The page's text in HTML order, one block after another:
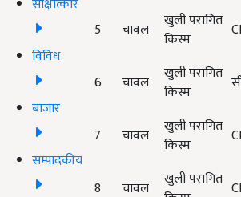
विविध
बाजार
सम्पादकीय
5 चावल
खुली परागित
किस्म
6 चावल
खुली परागित
किस्म
7 चावल
खुली परागित
किस्म
8 चावल
खुली परागित